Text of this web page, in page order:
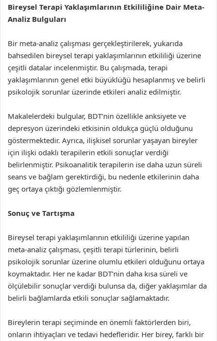
Bireysel Terapi Yaklaşımlarının Etkililiğine Dair Meta-
Analiz Bulguları
Bir meta-analiz çalışması gerçekleştirilerek, yukarıda
bahsedilen bireysel terapi yaklaşımlarının etkililiği üzerine
çeşitli datalar incelenmiştir. Bu çalışmada, terapi
yaklaşımlarının genel etki büyüklüğü hesaplanmış ve belirli
psikolojik sorunlar üzerinde etkileri analiz edilmiştir.
Makalelerdeki bulgular, BDT’nin özellikle anksiyete ve
depresyon üzerindeki etkisinin oldukça güçlü olduğunu
göstermektedir. Ayrıca, ilişkisel sorunlar yaşayan bireyler
için ilişki odaklı terapilerin etkili sonuçlar verdiği
belirlenmiştir. Psikoanalitik terapilerin ise daha uzun süreli
seans ve bağlam gerektirdiği, bu nedenle etkilerinin daha
geç ortaya çıktığı gözlemlenmiştir.
Sonuç ve Tartışma
Bireysel terapi yaklaşımlarının etkililiği üzerine yapılan
meta-analiz çalışması, çeşitli terapi türlerinin, belirli
psikolojik sorunlar üzerine olumlu etkileri olduğunu ortaya
koymaktadır. Her ne kadar BDT’nin daha kısa süreli ve
ölçülebilir sonuçlar verdiği bulunsa da, diğer yaklaşımlar da
belirli bağlamlarda etkili sonuçlar sağlamaktadır.
Bireylerin terapi seçiminde en önemli faktörlerden biri,
onların ihtiyaçları ve tedavi hedefleridir. Her birey, farklı bir